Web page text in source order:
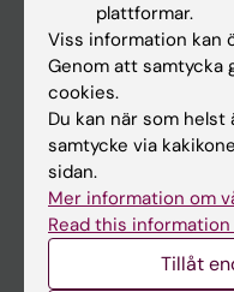
På gång
Nyheter
Kalender
Student
plattformar.
Viss information kan
Genom att samtycka
cookies.
Du kan när som
samtycke via
sidan.
Mer information om
Read this information
Tillåt